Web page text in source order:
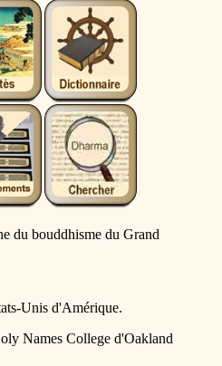
du bouddhisme du Grand
Unis d'Amérique.
Names College d'Oakland